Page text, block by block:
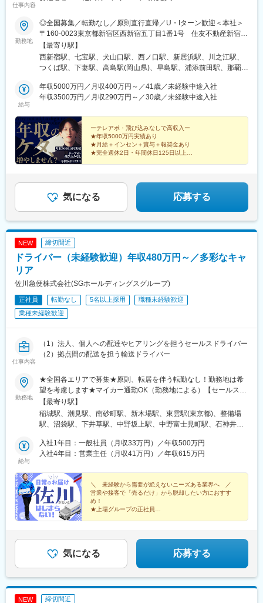
仕事内容
勤務地
◎全国募集／転勤なし／原則直行直帰／U・Iターン歓迎＜本社＞
〒160-0023東京都新宿区西新宿五丁目1番1号 住友不動産新宿フ
ァーストタワー3階※転居を伴う転勤はありません。■その他勤務
地・都内23区、関東のプロジェクト先やご希望の全国
【最寄り駅】
西新宿駅、七宝駅、犬山口駅、西ノ口駅、新居浜駅、川之江駅、
つくば駅、下妻駅、高島駅(岡山県)、早島駅、浦添前田駅、那覇空
くりこま高原駅、長町一丁目駅、宇治駅(奈良線)、久津川駅、山城
青谷駅、天ケ瀬駅、有佐駅、吉井駅(群馬県)、前橋大島駅、広駅、
西町駅、具同駅、浜崎駅、朝霞台駅、東岩槻駅、大野原駅、亀山
駅(三重県)、三瀬谷駅、南鳥海駅、鶴岡駅、赤湯駅、奈古駅、日野
駅(滋賀県)、堅田駅、近江長岡駅、十文字駅、扇田駅、三ツ境駅、
鴨宮駅、三沢駅(青森県)、板柳駅、磐田駅、美川駅、野々市駅(Ｉ
Ｒいしかわ鉄道線)、九重駅、滑河駅、大網駅、北信太駅、寝屋川
作駅、和泉多摩川駅、井荻駅、阿波山川駅、石井駅(徳島県)、南小
松島駅、ゆいの杜東駅、高久駅、五位堂駅、富雄駅、西加積駅、
駅、大山駅(東京都)、モレラ岐阜駅、千歳駅(北海道)、卸町駅(宮城
県)、伏屋駅、吉塚駅、伊予三島駅、友部駅、花崎駅、偕楽園駅、
守谷駅、ゆめみ野駅、北春日部駅、上星川駅、善行駅、三崎口
武動物公園駅、上板橋駅、本厚木駅、亀戸水神駅、東千葉駅、高
駅、川和町駅、雀宮駅、岡本駅(栃木県)、木更津駅、北松戸駅、武
里駅、栗橋駅、樅山駅、湯河原駅、松戸駅、東富岡駅、新鹿沼
十条駅(東京都)、みどり台駅、東宿郷駅、江曽島駅、笠間駅、下館
駅、新守谷駅、流山おおたかの森駅、南柏駅、明大前駅、塚原
泉駅、公津の杜駅、八街駅、茂原駅、牛浜駅、藤沢駅、雑色駅、
西立川駅、北八王子駅、三鷹駅、曳舟駅、西葛西駅、逗子駅、宮
崎台駅、並木北駅、古淵駅、矢板駅、北真岡駅、伊勢原駅、淵野
辺駅、中野坂上駅、広電廿日市駅、安芸駅、土佐山田駅、大阪空
港駅(大阪モノレール)、狛江駅、芳賀台駅、学園前駅(奈良県)、上
保原駅、肥後橋駅、下板橋駅、登戸駅、東伏見駅、下総中山駅、
南林間駅、志村坂上駅、駅東公園前駅、下高井戸駅、岩原駅、熊
川駅、逗子・葉山駅、宮前平駅、並木中央駅、西新宿五丁目駅、
山陽女学園前駅、球場前駅(高知県)、大江橋駅、宇都宮駅東口駅
給与
年収5000万円／月収400万円～／41歳／未経験中途入社
年収3500万円／月収290万円～／30歳／未経験中途入社
ーテレアポ・飛び込みなしで高収入ー
★年収5000万円実績あり
★月給＋インセン＋賞与＋報奨金あり
★完全週休2日・年間休日125日以上
気になる 応募する
NEW 締切間近
ドライバー（未経験歓迎）年収480万円～／多彩なキャ
リア
佐川急便株式会社(SGホールディングスグループ)
正社員 転勤なし 5名以上採用
職種未経験歓迎
業種未経験歓迎
仕事内容
（1）法人、個人への配達やヒアリングを担うセールスドライバー
（2）拠点間の配送を担う輸送ドライバー
勤務地
★全国各エリアで募集★原則、転居を伴う転勤なし！勤務地は希
望を考慮します★マイカー通勤OK（勤務地による）【セールスド
ライバー】【ルート（輸送）ドライバー】■関東エリア東京、埼
玉、神奈川、千葉、栃木、群馬、茨城■東海エリア愛知、三重、岐
阜、静岡■甲信越エリア新潟、長野、山梨■北陸エリア石川、福
国・四国エリア香川、愛媛、高知、徳島、広島、島根、岡山、山
口、鳥取■九州エリア福岡、長崎、大分、佐賀、熊本、鹿児島、沖
秋田、青森
【最寄り駅】
稲城駅、潮見駅、南砂町駅、新木場駅、東雲駅(東京都)、整備場
駅、沼袋駅、下井草駅、中野坂上駅、中野富士見町駅、石神井公
本庄早稲田駅、和光市駅、番田駅(神奈川県)、久里浜駅、港南台
駅、栢山駅、読売ランド前駅、武蔵新城駅、昭和駅、片岡駅、南
田羅駅、岩宿駅、上州新屋駅、新前橋駅、渋川駅、駒形駅、細谷
駅(群馬県)、千葉ニュータウン中央駅、湖北駅、江見駅、佐倉駅、
新習志野駅、木更津駅、川間駅、江戸川台駅、神立駅、みどりの
駅、野木駅、赤塚駅、下館駅、延方駅、常陸鴻巣駅、日立駅、佐
古木駅、三河安城駅、萩原駅(愛知県)、北岡崎駅、石仏駅、田県神
向ケ丘駅、三河一宮駅、竹村駅、港区役所駅、新守山駅、尾張星
の宮駅、本郷駅(愛知県)、佐那具駅、朝熊駅、亀山駅(三重県)、霞
泉なめり駅、藤枝駅、静岡駅、草薙駅(東海道本線)、袋井駅、西焼
給与
入社1年目：一般社員（月収33万円）／年収500万円
入社4年目：営業主任（月収41万円）／年収615万円
＼ 未経験から需要が絶えないニーズある業界へ ／
営業や接客で「売るだけ」から脱却したい方におすす
め！
★上場グループの正社員
気になる 応募する
NEW 締切間近